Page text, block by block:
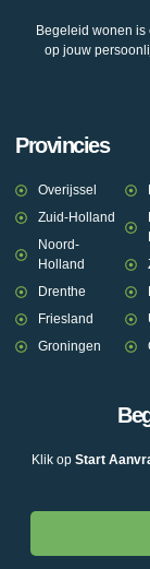
Begeleid wonen is
op jouw
Provincies
Overijssel
Zuid-Holland
Noord-
Holland
Drenthe
Friesland
Groningen
Klik op Start